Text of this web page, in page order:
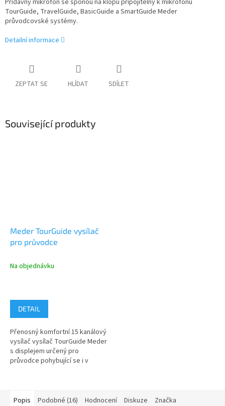
Přídavný mikrofon se sponou na klopu připojitelný k mikrofonu
TourGuide, TravelGuide, BasicGuide a SmartGuide Meder
průvodcovské systémy.
Detailní informace
ZEPTAT SE HLÍDAT SDÍLET
Související produkty
Meder TourGuide vysílač
pro průvodce
Na objednávku
DETAIL
Přenosný komfortní 15 kanálový
vysílač vysílač TourGuide Meder
s displejem určený pro
průvodce pohybující se i v
Popis Podobné (16) Hodnocení Diskuze Značka